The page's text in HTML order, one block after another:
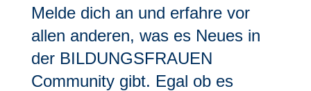
Melde dich an und erfahre vor
allen anderen, was es Neues in
der BILDUNGSFRAUEN
Community gibt. Egal ob es